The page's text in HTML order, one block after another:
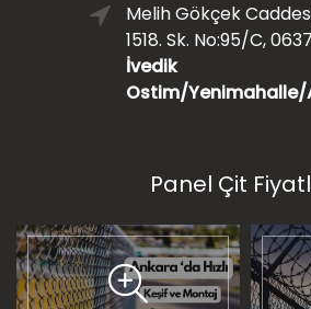
Melih Gökçek
1518. Sk. No:95/C,
İvedik
Ostim/Yenimahalle/
Panel Çit